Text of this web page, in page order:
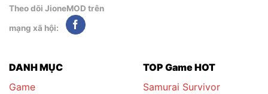
Theo dõi JioneMOD trên
mạng xã hội:
DANH MỤC
Game
TOP Game HOT
Samurai Survivor